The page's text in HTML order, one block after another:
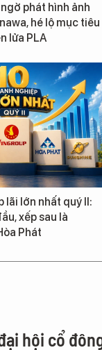
phát hình ảnh
hé lộ mục tiêu
lửa PLA
lãi lớn nhất quý II:
xếp sau là
Phát
hội cổ